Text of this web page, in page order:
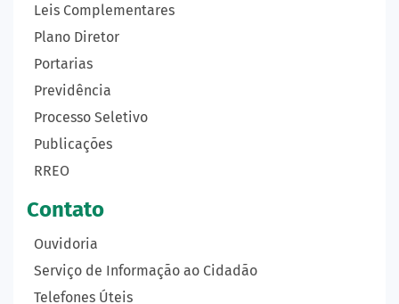
Leis Complementares
Plano Diretor
Portarias
Previdência
Processo Seletivo
Publicações
RREO
Contato
Ouvidoria
Serviço de Informação ao Cidadão
Telefones Úteis